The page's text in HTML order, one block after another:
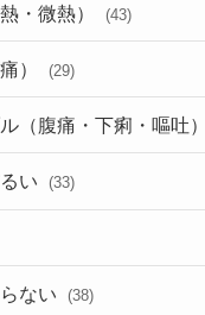
・微熱） (43)
） (29)
（腹痛・下痢・嘔吐）
い (33)
ない (38)